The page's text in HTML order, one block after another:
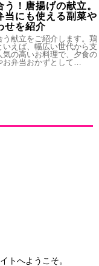
う！唐揚げの献立。
当にも使える副菜や
せを紹介
う献立をご紹介します。鶏
いえば、幅広い世代から支
気の高いお料理で、夕食の
お弁当おかずとして…
トへようこそ。